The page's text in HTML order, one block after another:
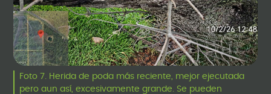
Foto 7. Herida de poda más reciente, mejor ejecutada
pero aun así, excesivamente grande. Se pueden